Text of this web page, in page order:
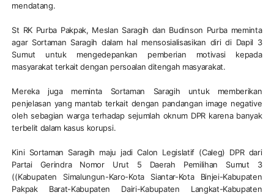
mendatang.
St RK Purba Pakpak, Meslan Saragih dan Budinson Purba meminta
agar Sortaman Saragih dalam hal mensosialisasikan diri di Dapil 3
Sumut untuk mengedepankan pemberian motivasi kepada
masyarakat terkait dengan persoalan ditengah masyarakat.
Mereka juga meminta Sortaman Saragih untuk memberikan
penjelasan yang mantab terkait dengan pandangan image negative
oleh sebagian warga terhadap sejumlah oknum DPR karena banyak
terbelit dalam kasus korupsi.
Kini Sortaman Saragih maju jadi Calon Legislatif (Caleg) DPR dari
Partai Gerindra Nomor Urut 5 Daerah Pemilihan Sumut 3
((Kabupaten Simalungun-Karo-Kota Siantar-Kota Binjei-Kabupaten
Pakpak Barat-Kabupaten Dairi-Kabupaten Langkat-Kabupaten